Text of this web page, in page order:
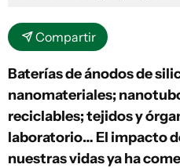
Compartir
Baterías de ánodos de
nanomateriales;
reciclables; tejidos y
laboratorio… El impacto
nuestras vidas ya ha